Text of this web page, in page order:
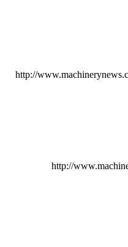
http://
http://